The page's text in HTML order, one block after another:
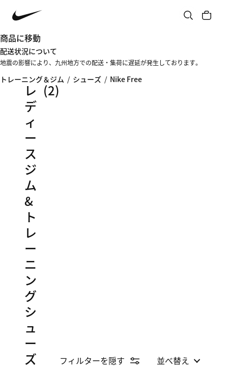
商品に移動
配送状況について
地震の影響により、九州地方での配送・集荷に遅延が発生しております。
トレーニング＆ジム / シューズ / Nike Free
レ
デ
ィ
ー
ス
ジ
ム
&
ト
レ
ー
ニ
ン
グ
シ
ュ
ー
ズ
(2)
フィルターを隠す 並べ替え